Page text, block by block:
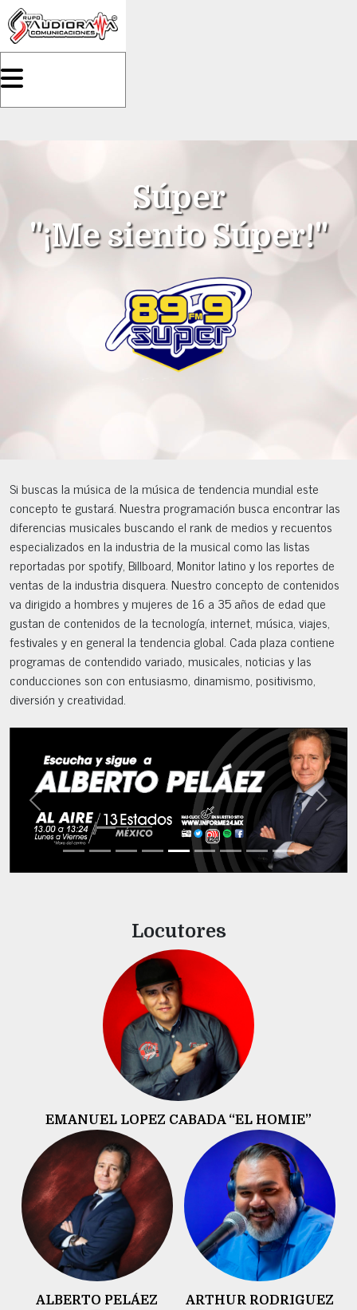
Súper
"¡Me siento Súper!"
Si buscas la música de la música de tendencia mundial este
concepto te gustará. Nuestra programación busca encontrar las
diferencias musicales buscando el rank de medios y recuentos
especializados en la industria de la musical como las listas
reportadas por spotify, Billboard, Monitor latino y los reportes de
ventas de la industria disquera. Nuestro concepto de contenidos
va dirigido a hombres y mujeres de 16 a 35 años de edad que
gustan de contenidos de la tecnología, internet, música, viajes,
festivales y en general la tendencia global. Cada plaza contiene
programas de contendido variado, musicales, noticias y las
conducciones son con entusiasmo, dinamismo, positivismo,
diversión y creatividad.
Previous Next
Locutores
EMANUEL LOPEZ CABADA “EL HOMIE”
ALBERTO PELÁEZ ARTHUR RODRIGUEZ